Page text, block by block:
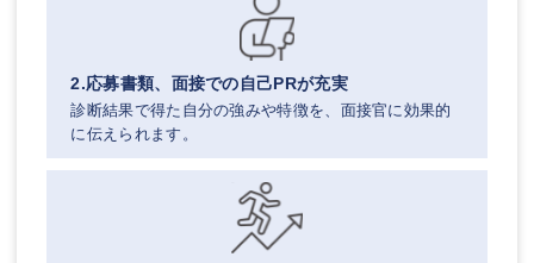
2.応募書類、面接での自己PRが充実
診断結果で得た自分の強みや特徴を、面接官に効果的
に伝えられます。